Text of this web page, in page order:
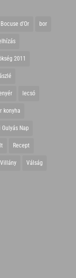
Bocuse d'Or bor
2011
lecsó
konyha
Gulyás Nap
Recept
Villány Válság